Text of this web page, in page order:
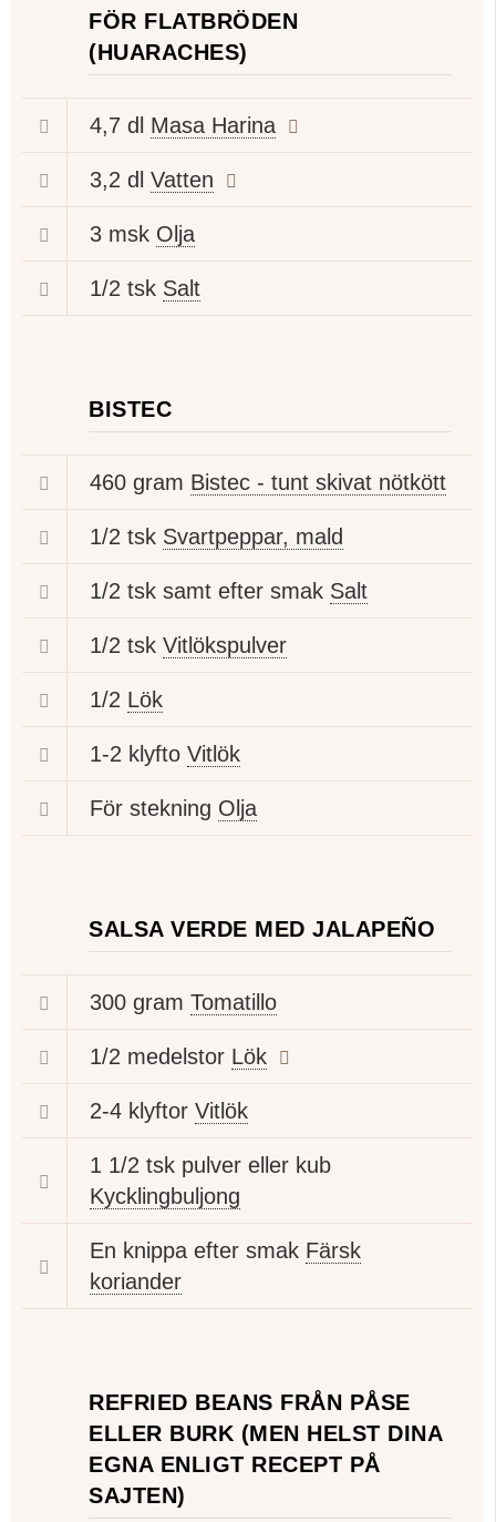
FÖR FLATBRÖDEN
(HUARACHES)
4,7 dl Masa Harina
3,2 dl Vatten
3 msk Olja
1/2 tsk Salt
BISTEC
460 gram Bistec - tunt skivat nötkött
1/2 tsk Svartpeppar, mald
1/2 tsk samt efter smak Salt
1/2 tsk Vitlökspulver
1/2 Lök
1-2 klyfto Vitlök
För stekning Olja
SALSA VERDE MED JALAPEÑO
300 gram Tomatillo
1/2 medelstor Lök
2-4 klyftor Vitlök
1 1/2 tsk pulver eller kub
Kycklingbuljong
En knippa efter smak Färsk
koriander
REFRIED BEANS FRÅN PÅSE
ELLER BURK (MEN HELST DINA
EGNA ENLIGT RECEPT PÅ
SAJTEN)